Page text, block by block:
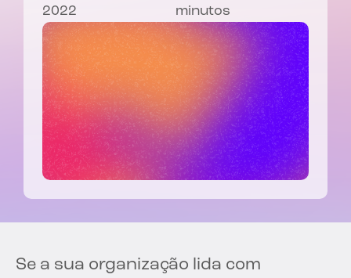
2022
minutos
Se a sua organização lida com